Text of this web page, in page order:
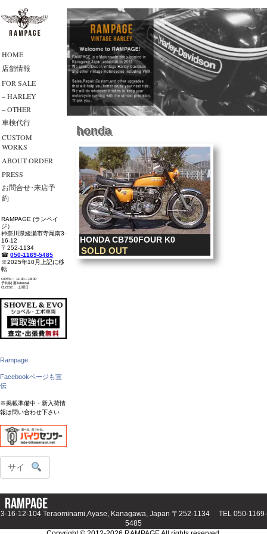
HOME
店舗情報
FOR SALE
– HARLEY
– OTHER
車検代行
CUSTOM
WORKS
ABOUT ORDER
PRESS
お問合せ･来店予
約
RAMPAGE (ランペイ
ジ）
神奈川県綾瀬市寺尾南3-
16-12
〒252-1134
☎050-1169-5485
※2025年10月上記に移
転
OPEN： 11:00～18:00
予約制 要Tel&Mail
CLOSE： 土曜日
Rampage
Facebookページも宣
伝
※掲載準備中・新入荷情
報は問い合わせ下さい
honda
HONDA CB750FOUR K0
SOLD OUT
3-16-12-104 Teraominami,Ayase, Kanagawa, Japan 〒252-1134 TEL 050-1169-
5485